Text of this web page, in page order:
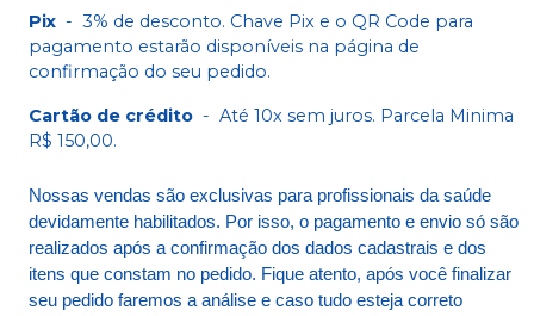
Pix - 3% de desconto. Chave Pix e o QR Code para
pagamento estarão disponíveis na página de
confirmação do seu pedido.
Cartão de crédito - Até 10x sem juros. Parcela Minima
R$ 150,00.
Nossas vendas são exclusivas para profissionais da saúde
devidamente habilitados. Por isso, o pagamento e envio só são
realizados após a confirmação dos dados cadastrais e dos
itens que constam no pedido. Fique atento, após você finalizar
seu pedido faremos a análise e caso tudo esteja correto